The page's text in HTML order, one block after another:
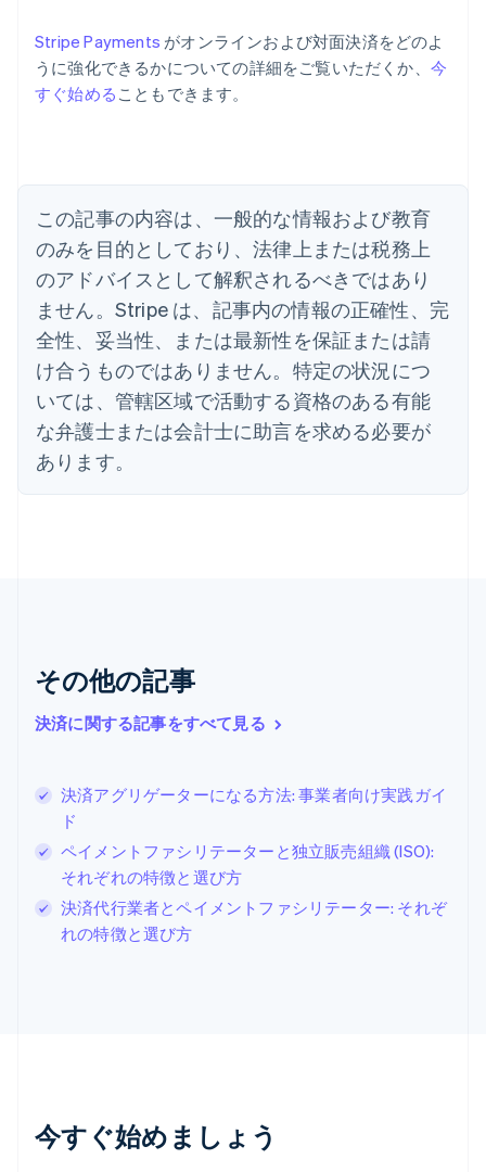
Stripe Payments がオンラインおよび対面決済をどのよ
うに強化できるかについての詳細をご覧いただくか、 今
すぐ始める こともできます。
この記事の内容は、一般的な情報および教育
のみを目的としており、法律上または税務上
のアドバイスとして解釈されるべきではあり
ません。Stripe は、記事内の情報の正確性、完
全性、妥当性、または最新性を保証または請
け合うものではありません。特定の状況につ
いては、管轄区域で活動する資格のある有能
な弁護士または会計士に助言を求める必要が
あります。
その他の記事
決済に関する記事をすべて見る
決済アグリゲーターになる方法: 事業者向け実践ガイ
ド
ペイメントファシリテーターと独立販売組織 (ISO):
それぞれの特徴と選び方
決済代行業者とペイメントファシリテーター: それぞ
れの特徴と選び方
今すぐ始めましょう
アイルランド
アラブ首長国連邦
English
イギリス
English
イタリア
Italiano English
インド
English
エストニア
English
オーストラリア
English
オーストリア
DeutschEnglish
オランダ
クロアチア
English Italiano
ジブラルタル
English 简体中文
スイス
Deutsch
スウェーデン
SvenskaEnglish
スペイン
EspañolEnglish
スロバキア
English